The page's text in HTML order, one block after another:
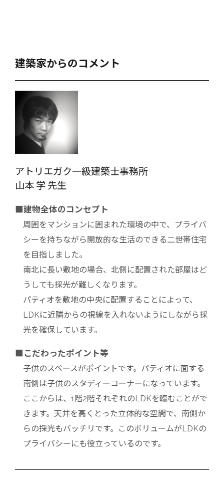
建築家からのコメント
アトリエガク一級建築士事務所
山本 学 先生
■建物全体のコンセプト
周囲をマンションに囲まれた環境の中で、プライバ
シーを持ちながら開放的な生活のできる二世帯住宅
を目指しました。
南北に長い敷地の場合、北側に配置された部屋はど
うしても採光が難しくなります。
パティオを敷地の中央に配置することによって、
LDKに近隣からの視線を入れないようにしながら採
光を確保しています。
■こだわったポイント等
子供のスペースがポイントです。パティオに面する
南側は子供のスタディーコーナーになっています。
ここからは、1階2階それぞれのLDKを臨むことがで
きます。天井を高くとった立体的な空間で、南側か
らの採光もバッチリです。このボリュームがLDKの
プライバシーにも役立っているのです。